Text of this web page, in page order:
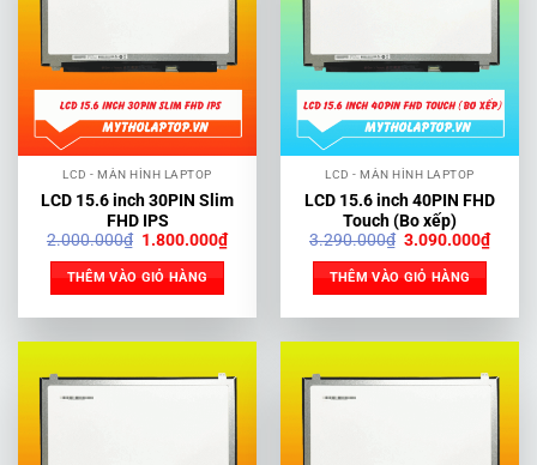
LCD - MÀN HÌNH LAPTOP
LCD 15.6 inch 30PIN Slim
FHD IPS
2.000.000₫ Giá
là:
2.000.000₫.
1.800.000₫Giá
hiện
1.800.000₫.
THÊM VÀO GIỎ HÀNG
LCD - MÀN HÌNH LAPTOP
LCD 15.6 inch 40PIN FHD
Touch (Bo xếp)
3.290.000₫ Giá
là:
3.290.000₫.
3.090.000₫Giá
hiện
THÊM VÀO GIỎ HÀNG